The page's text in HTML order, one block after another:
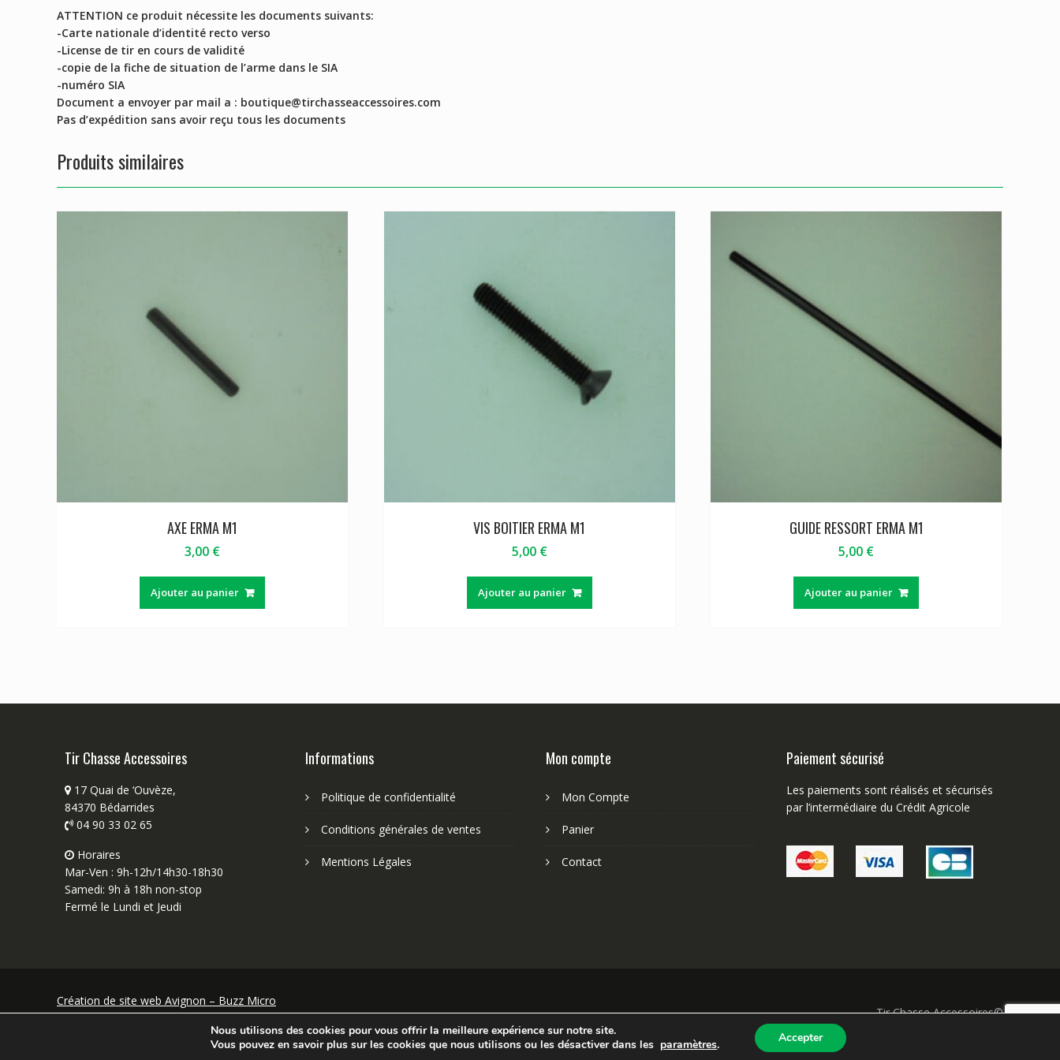
ATTENTION ce produit nécessite les documents suivants:
-Carte nationale d’identité recto verso
-License de tir en cours de validité
-copie de la fiche de situation de l’arme dans le SIA
-numéro SIA
Document a envoyer par mail a : boutique@tirchasseaccessoires.com
Pas d’expédition sans avoir reçu tous les documents
Produits similaires
AXE ERMA M1
3,00 €
Ajouter au panier
VIS BOITIER ERMA M1
5,00 €
Ajouter au panier
GUIDE RESSORT ERMA M1
5,00 €
Ajouter au panier
Tir Chasse Accessoires
17 Quai de ‘Ouvèze,
84370 Bédarrides
04 90 33 02 65
Horaires
Mar-Ven : 9h-12h/14h30-18h30
Samedi: 9h à 18h non-stop
Fermé le Lundi et Jeudi
Informations
Politique de confidentialité
Conditions générales de ventes
Mentions Légales
Mon compte
Mon Compte
Panier
Contact
Paiement sécurisé
Les paiements sont réalisés et sécurisés
par l’intermédiaire du Crédit Agricole
Création de site web Avignon – Buzz Micro
Tir Chasse Accessoires©
Nous utilisons des cookies pour vous offrir la meilleure expérience sur notre site.
Vous pouvez en savoir plus sur les cookies que nous utilisons ou les désactiver dans les paramètres. Accepter